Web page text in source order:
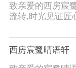
致亲爱的西房宸鹭香舍业主 岁月
流转,时光见证匠
西房宸鹭晴语轩